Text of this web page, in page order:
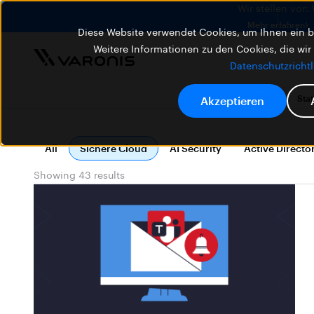
Diese Website verwendet Cookies, um Ihnen ein
Weitere Informationen zu den Cookies, die
Akzeptieren
Wir stellen vor:
Mehr erfahren
Blog
All Sichere Cloud AI Security Active
Showing 43 results